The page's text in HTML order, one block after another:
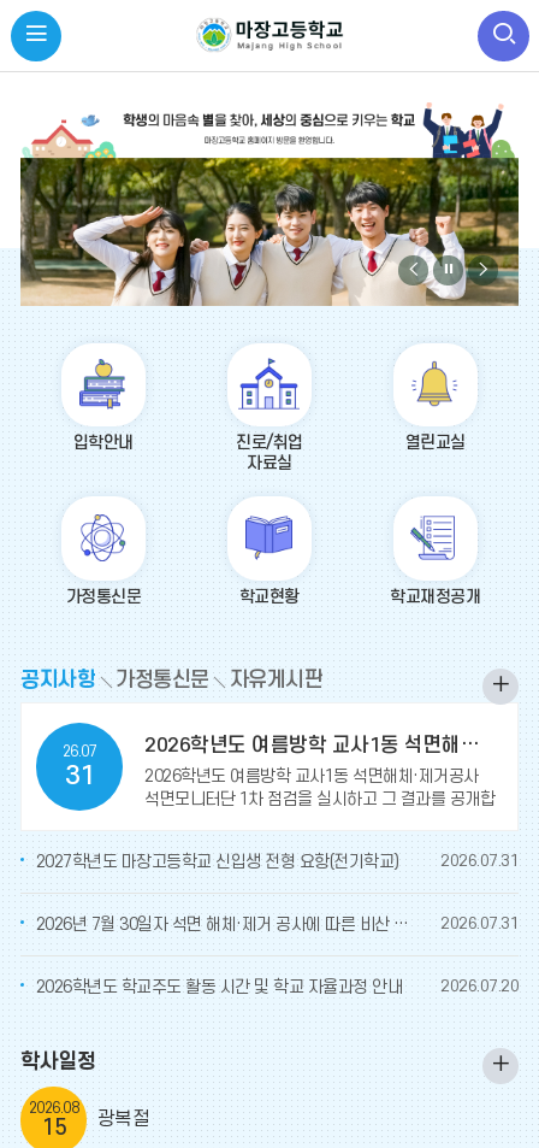
비
얼
전
비
주
얼
지
비
주
얼
다
음
바
로
가
기
입학안내
진로/취업
자료실
열린교실
가정통신문 학교현황 학교재정공개
공
사
항
공지사항 가정통신문 자유게시판
2026학년도 여름방학 교사1동 석면해체·제거공사 석면모니터단 1차 점검 결과 보고
2026학년도 여름방학 교사1동 석면해체·제거공사
석면모니터단 1차 점검을 실시하고 그 결과를 공개합
간재구
26.07
31
2027학년도 마장고등학교 신입생 전형 요항(전기학교) 2026.07.31
2026년 7월 30일자 석면 해체·제거 공사에 따른 비산 및 농도 측정 결과 2026.07.31
2026학년도 학교주도 활동 시간 및 학교 자율과정 안내 2026.07.20
공
지
사
항
더
보
기
학사일정
행
사
일
2026.08
15 광복절